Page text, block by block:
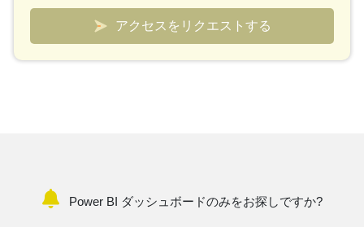
スマートな価格設定モデル – レポート 1 件あたり 10 ド
ルという低価格
検証と迅速な説明のためにアナリスト接続が含まれてい
ます
アクセスをリクエストする
Power BI ダッシュボードのみをお探しですか?